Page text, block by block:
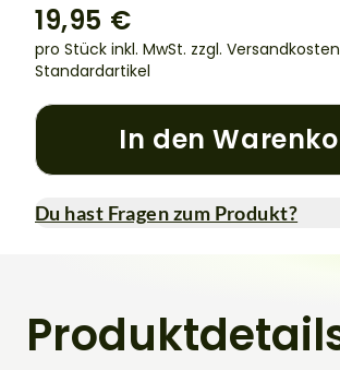
19,95 €
pro Stück inkl. MwSt. zzgl.
Standardartikel
In den
Du hast Fragen zum Produkt?